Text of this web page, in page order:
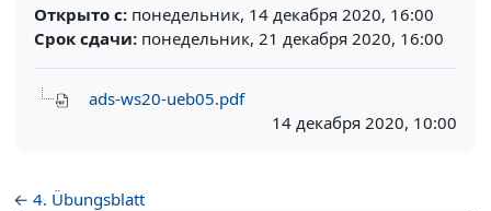
Открыто с: понедельник, 14 декабря 2020, 16:00
Срок сдачи: понедельник, 21 декабря 2020, 16:00
ads-ws20-ueb05.pdf
14 декабря 2020, 10:00
← 4. Übungsblatt